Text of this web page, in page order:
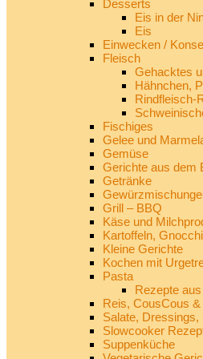
Desserts
Eis in der
Eis
Einwecken /
Fleisch
Gehacktes
Hähnchen,
Rindfleisch-
Fischiges
Gelee und
Gemüse
Gerichte aus dem
Getränke
Grill – BBQ
Käse und
Kartoffeln,
Kleine Gerichte
Kochen mit
Pasta
Rezepte
Reis, CousCous &
Salate,
Slowcooker
Suppenküche